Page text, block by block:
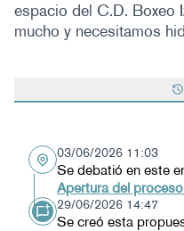
espacio del C.D. Boxeo
mucho y necesitamos
03/06/2026 11:03
Se debatió en este
Apertura del
29/06/2026 14:47
Se creó esta